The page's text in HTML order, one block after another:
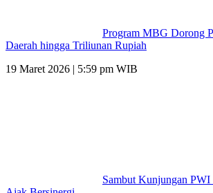
Program MBG Dorong
Daerah hingga Triliunan Rupiah
19 Maret 2026 | 5:59 pm WIB
Sambut Kunjungan PWI